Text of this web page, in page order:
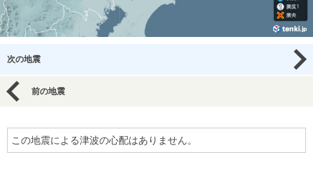
次の地震
前の地震
この地震による津波の心配はありません。